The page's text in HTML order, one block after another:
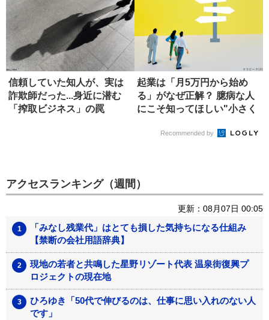
信頼していた知人が、実は
詐欺師だった...身近に潜む
「搾取ビジネス」の罠
起業は「月5万円から始め
る」がなぜ正解？ 臆病な人
にこそ知ってほしい"小さく
Recommended by
アクセスランキング（週間）
更新：08月07日 00:05
「みなし残業代」はとても損した気持ちになる仕組み
【禁断の会社用語辞典】
現地の若者と共鳴した星野リゾート代表 温泉街復興プ
ロジェクトの現在地
ひろゆき「50代で伸びるのは、仕事に思い入れのない人
です」